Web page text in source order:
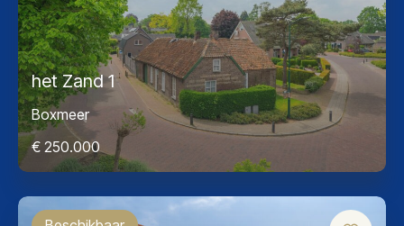
het Zand 1
Boxmeer
€ 250.000